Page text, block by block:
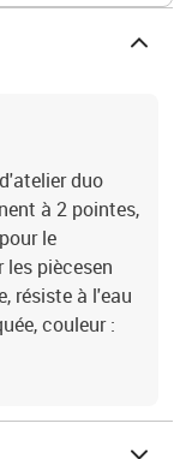
duo
à 2 pointes,
le
les piècesen
résiste à l'eau
couleur :